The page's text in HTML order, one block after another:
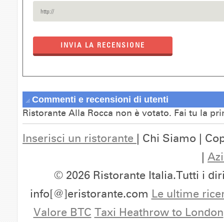
INVIA LA RECENSIONE
Commenti e recensioni di utenti
Ristorante Alla Rocca non è votato. Fai tu la
Inserisci un ristorante | Chi Siamo |
|
© 2026 Ristorante Italia.Tutti i
info[@]eristorante.com Le ultime
Valore BTC Taxi Heathrow to London